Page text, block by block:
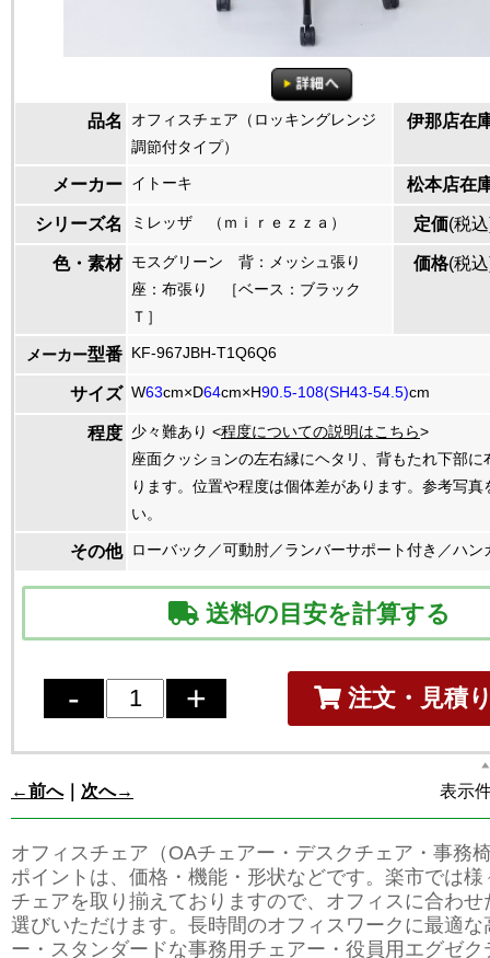
品名
オフィスチェア（ロッキングレンジ
調節付タイプ）
伊那店在
メーカー イトーキ 松本店在
シリーズ名 ミレッザ （ｍｉｒｅｚｚａ） 定価(税
色・素材 モスグリーン 背：メッシュ張り
座：布張り ［ベース：ブラック
Ｔ］
価格(税
メーカー型番 KF-967JBH-T1Q6Q6
サイズ W63cm×D64cm×H90.5-108(SH43-54.5)cm
程度 少々難あり <程度についての説明はこちら>
座面クッションの左右縁にヘタリ、背もたれ下部に
ります。位置や程度は個体差があります。参考写真
い。
その他 ローバック／可動肘／ランバーサポート付き／ハン
送料の目安を計算する
注文・見積
←前へ｜ 次へ→ 表示
オフィスチェア（OAチェアー・デスクチェア・事務
ポイントは、価格・機能・形状などです。楽市では様
チェアを取り揃えておりますので、オフィスに合わせ
選びいただけます。長時間のオフィスワークに最適な
ー・スタンダードな事務用チェアー・役員用エグゼク